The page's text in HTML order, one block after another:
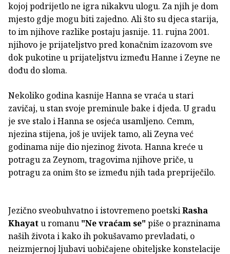
kojoj podrijetlo ne igra nikakvu ulogu. Za njih je dom
mjesto gdje mogu biti zajedno. Ali što su djeca starija,
to im njihove razlike postaju jasnije. 11. rujna 2001.
njihovo je prijateljstvo pred konačnim izazovom sve
dok pukotine u prijateljstvu između Hanne i Zeyne ne
dođu do sloma.
Nekoliko godina kasnije Hanna se vraća u stari
zavičaj, u stan svoje preminule bake i djeda. U gradu
je sve stalo i Hanna se osjeća usamljeno. Cemm,
njezina stijena, još je uvijek tamo, ali Zeyna već
godinama nije dio njezinog života. Hanna kreće u
potragu za Zeynom, tragovima njihove priče, u
potragu za onim što se između njih tada prepriječilo.
Jezično sveobuhvatno i istovremeno poetskiRasha
Khayatu romanu "Ne vraćam se" piše o prazninama
naših života i kako ih pokušavamo prevladati, o
neizmjernoj ljubavi uobičajene obiteljske konstelacije